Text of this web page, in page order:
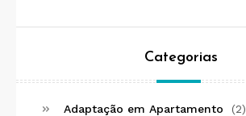
Categorias
Adaptação em Apartamento (2)